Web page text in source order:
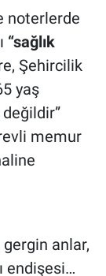
noterlerde
“sağlık
Şehircilik
yaş
memur
anlar,
endişesi…